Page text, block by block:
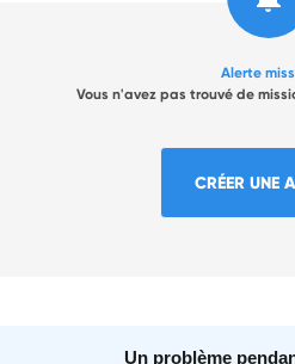
Alerte
Vous n'avez pas trouvé de
CRÉER UNE
Un problème